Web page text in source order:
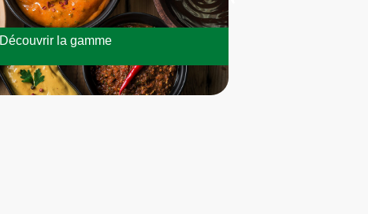
Découvrir la gamme